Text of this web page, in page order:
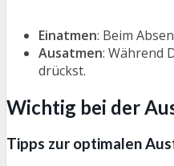
Einatmen: Beim
Ausatmen: Während
drückst.
Wichtig bei der
Tipps zur optimalen